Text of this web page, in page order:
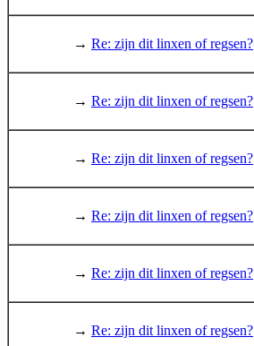
→ Re: zijn dit linxen of regsen?
→ Re: zijn dit linxen of regsen?
→ Re: zijn dit linxen of regsen?
→ Re: zijn dit linxen of regsen?
→ Re: zijn dit linxen of regsen?
→ Re: zijn dit linxen of regsen?